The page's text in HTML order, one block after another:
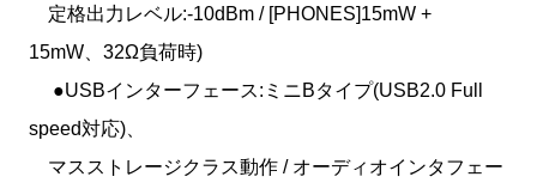
定格出力レベル:-10dBm / [PHONES]15mW +
15mW、32Ω負荷時)
●USBインターフェース:ミニBタイプ(USB2.0 Full
speed対応)、
マスストレージクラス動作 / オーディオインタフェー